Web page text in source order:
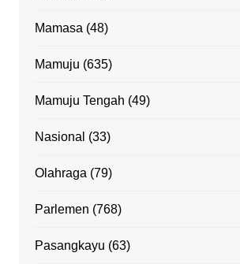
Mamasa (48)
Mamuju (635)
Mamuju Tengah (49)
Nasional (33)
Olahraga (79)
Parlemen (768)
Pasangkayu (63)